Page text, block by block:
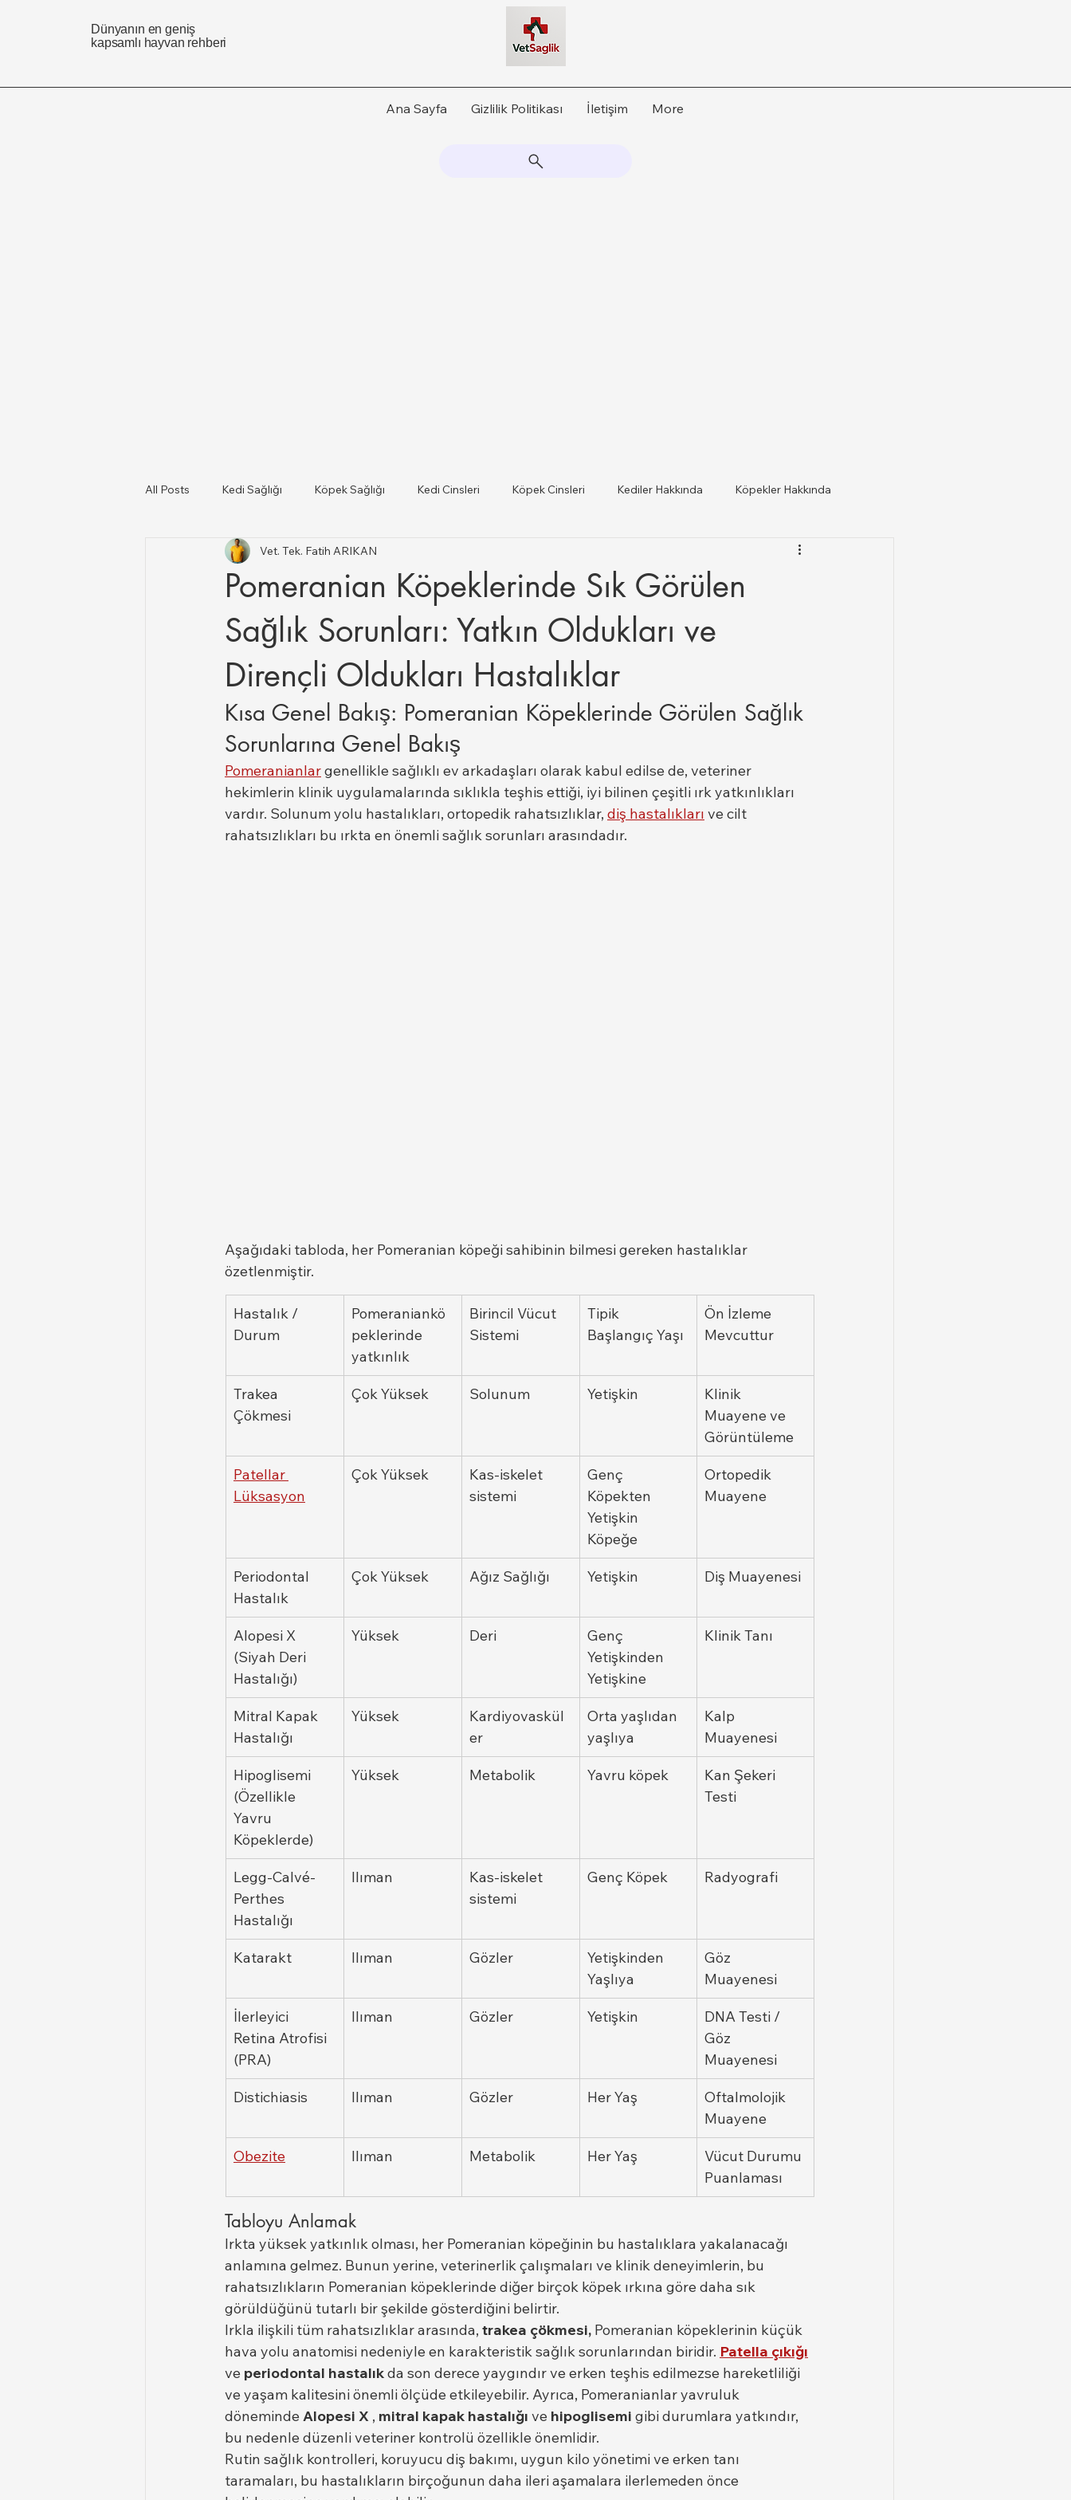
Dünyanın en geniş
kapsamlı hayvan rehberi
Ana Sayfa Gizlilik Politikası İletişim More
All Posts Kedi Sağlığı Köpek Sağlığı Kedi Cinsleri Köpek Cinsleri Kediler Hakkında Köpekler Hakkında
Kediler Ve Köpekler Türkiye il ilce Veteriner Listesi
Büyükbaş ve Küçükbaş Hayvan Sağlığı
Pomeranian Köpeklerinde Sık Görülen
Sağlık Sorunları: Yatkın Oldukları ve
Dirençli Oldukları Hastalıklar
Vet. Tek. Fatih ARIKAN
Kısa Genel Bakış: Pomeranian Köpeklerinde Görülen Sağlık
Sorunlarına Genel Bakış
Pomeranianlar genellikle sağlıklı ev arkadaşları olarak kabul edilse de, veteriner
hekimlerin klinik uygulamalarında sıklıkla teşhis ettiği, iyi bilinen çeşitli ırk yatkınlıkları
vardır. Solunum yolu hastalıkları, ortopedik rahatsızlıklar, diş hastalıkları ve cilt
rahatsızlıkları bu ırkta en önemli sağlık sorunları arasındadır.
Aşağıdaki tabloda, her Pomeranian köpeği sahibinin bilmesi gereken hastalıklar
özetlenmiştir.
Hastalık /
Durum
Pomeraniankö
peklerinde
yatkınlık
Birincil Vücut
Sistemi
Tipik
Başlangıç Yaşı
Ön İzleme
Mevcuttur
Trakea
Çökmesi
Çok Yüksek Solunum Yetişkin
Klinik
Muayene ve
Görüntüleme
Patellar
Lüksasyon
Çok Yüksek
Kas-iskelet
sistemi
Genç
Köpekten
Yetişkin
Köpeğe
Ortopedik
Muayene
Periodontal
Hastalık
Çok Yüksek Ağız Sağlığı Yetişkin Diş Muayenesi
Alopesi X
(Siyah Deri
Hastalığı)
Yüksek Deri
Genç
Yetişkinden
Yetişkine
Klinik Tanı
Mitral Kapak
Hastalığı
Yüksek
Kardiyovaskül
er
Orta yaşlıdan
yaşlıya
Kalp
Muayenesi
Hipoglisemi
(Özellikle
Yavru
Köpeklerde)
Yüksek Metabolik Yavru köpek
Kan Şekeri
Testi
Legg-Calvé-
Perthes
Hastalığı
Ilıman
Kas-iskelet
sistemi
Genç Köpek Radyografi
Katarakt Ilıman Gözler
Yetişkinden
Yaşlıya
Göz
Muayenesi
İlerleyici
Retina Atrofisi
(PRA)
Ilıman Gözler Yetişkin
DNA Testi /
Göz
Muayenesi
Distichiasis Ilıman Gözler Her Yaş
Oftalmolojik
Muayene
Obezite Ilıman Metabolik Her Yaş
Vücut Durumu
Puanlaması
Tabloyu Anlamak
Irkta yüksek yatkınlık olması, her Pomeranian köpeğinin bu hastalıklara yakalanacağı
anlamına gelmez. Bunun yerine, veterinerlik çalışmaları ve klinik deneyimlerin, bu
rahatsızlıkların Pomeranian köpeklerinde diğer birçok köpek ırkına göre daha sık
görüldüğünü tutarlı bir şekilde gösterdiğini belirtir.
Irkla ilişkili tüm rahatsızlıklar arasında, trakea çökmesi, Pomeranian köpeklerinin küçük
hava yolu anatomisi nedeniyle en karakteristik sağlık sorunlarından biridir. Patella çıkığı
ve periodontal hastalık da son derece yaygındır ve erken teşhis edilmezse hareketliliği
ve yaşam kalitesini önemli ölçüde etkileyebilir. Ayrıca, Pomeranianlar yavruluk
döneminde Alopesi X , mitral kapak hastalığı ve hipoglisemi gibi durumlara yatkındır,
bu nedenle düzenli veteriner kontrolü özellikle önemlidir.
Rutin sağlık kontrolleri, koruyucu diş bakımı, uygun kilo yönetimi ve erken tanı
taramaları, bu hastalıkların birçoğunun daha ileri aşamalara ilerlemeden önce